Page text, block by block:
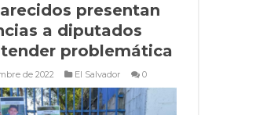
presentan
a diputados
problemática
de 2022 El Salvador 0